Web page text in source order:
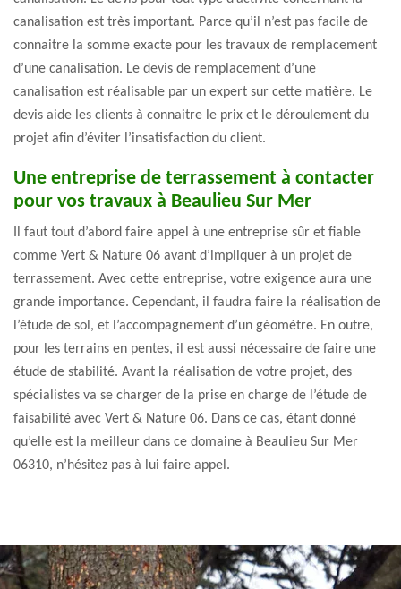
canalisation est très important. Parce qu’il n’est pas facile de
connaitre la somme exacte pour les travaux de remplacement
d’une canalisation. Le devis de remplacement d’une
canalisation est réalisable par un expert sur cette matière. Le
devis aide les clients à connaitre le prix et le déroulement du
projet afin d’éviter l’insatisfaction du client.
Une entreprise de terrassement à contacter
pour vos travaux à Beaulieu Sur Mer
Il faut tout d’abord faire appel à une entreprise sûr et fiable
comme Vert & Nature 06 avant d’impliquer à un projet de
terrassement. Avec cette entreprise, votre exigence aura une
grande importance. Cependant, il faudra faire la réalisation de
l’étude de sol, et l’accompagnement d’un géomètre. En outre,
pour les terrains en pentes, il est aussi nécessaire de faire une
étude de stabilité. Avant la réalisation de votre projet, des
spécialistes va se charger de la prise en charge de l’étude de
faisabilité avec Vert & Nature 06. Dans ce cas, étant donné
qu’elle est la meilleur dans ce domaine à Beaulieu Sur Mer
06310, n’hésitez pas à lui faire appel.